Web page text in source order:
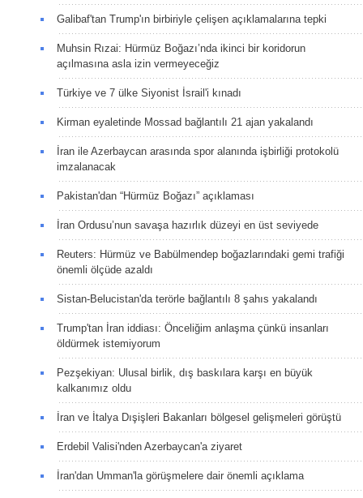
Galibaf'tan Trump'ın birbiriyle çelişen açıklamalarına tepki
Muhsin Rızai: Hürmüz Boğazı’nda ikinci bir koridorun
açılmasına asla izin vermeyeceğiz
Türkiye ve 7 ülke Siyonist İsrail'i kınadı
Kirman eyaletinde Mossad bağlantılı 21 ajan yakalandı
İran ile Azerbaycan arasında spor alanında işbirliği protokolü
imzalanacak
Pakistan'dan “Hürmüz Boğazı” açıklaması
İran Ordusu’nun savaşa hazırlık düzeyi en üst seviyede
Reuters: Hürmüz ve Babülmendep boğazlarındaki gemi trafiği
önemli ölçüde azaldı
Sistan-Belucistan'da terörle bağlantılı 8 şahıs yakalandı
Trump'tan İran iddiası: Önceliğim anlaşma çünkü insanları
öldürmek istemiyorum
Pezşekiyan: Ulusal birlik, dış baskılara karşı en büyük
kalkanımız oldu
İran ve İtalya Dışişleri Bakanları bölgesel gelişmeleri görüştü
Erdebil Valisi'nden Azerbaycan'a ziyaret
İran'dan Umman'la görüşmelere dair önemli açıklama